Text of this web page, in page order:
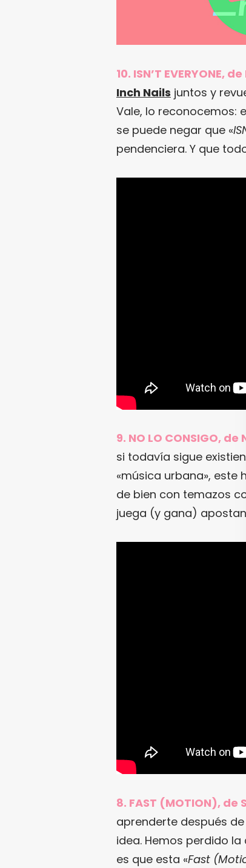
10. ISN’T EVERYONE,
Inch Nails juntos y
Vale, lo reconocemos:
se puede negar que «
pendenciera. Y que
9. NO LO CONSIGO,
si todavía sigue
«música urbana», este
de bien con temazos
juega (y gana)
8. FAST (MOTION), de
aprenderte después de
idea. Hemos perdido
es que esta «Fast